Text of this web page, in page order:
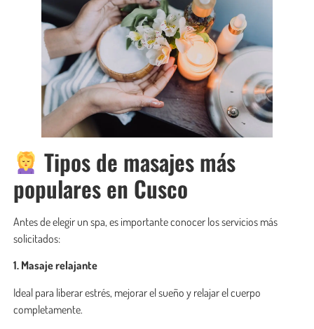
Tipos de masajes más
populares en Cusco
Antes de elegir un spa, es importante conocer los servicios más
solicitados:
1. Masaje relajante
Ideal para liberar estrés, mejorar el sueño y relajar el cuerpo
completamente.